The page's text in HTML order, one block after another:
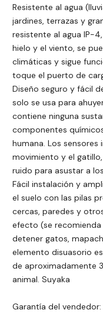
Resistente al agua
jardines, terrazas y
resistente al agua IP-
hielo y el viento, se
climáticas y sigue
toque el puerto de
Diseño seguro y fácil
solo se usa para
contiene ninguna
componentes
humana. Los
movimiento y el
ruido para asustar a
Fácil instalación y
el suelo con las pilas
cercas, paredes y
efecto (se
detener gatos,
elemento disuasorio
de aproximadamente
animal. Suyaka
Garantía del